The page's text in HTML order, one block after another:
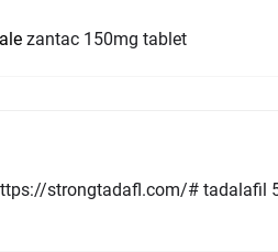
zantac 150mg tablet
# tadalafil 5mg generic from